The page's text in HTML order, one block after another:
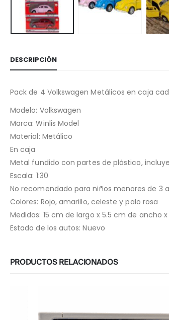
DESCRIPCIÓN
Pack de 4 Volkswagen Metálicos en caja
Modelo: Volkswagen
Marca: Winlis Model
Material: Metálico
En caja
Metal fundido con partes de plástico,
Escala: 1:30
No recomendado para niños menores de 3
Colores: Rojo, amarillo, celeste y palo rosa
Medidas: 15 cm de largo x 5.5 cm de ancho
Estado de los autos: Nuevo
PRODUCTOS RELACIONADOS